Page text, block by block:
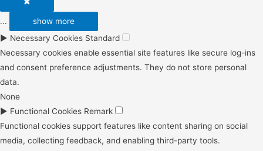
...
show more
► Necessary Cookies Standard
Necessary cookies enable essential site features like secure log-ins
and consent preference adjustments. They do not store personal
data.
None
► Functional Cookies Remark
Functional cookies support features like content sharing on social
media, collecting feedback, and enabling third-party tools.